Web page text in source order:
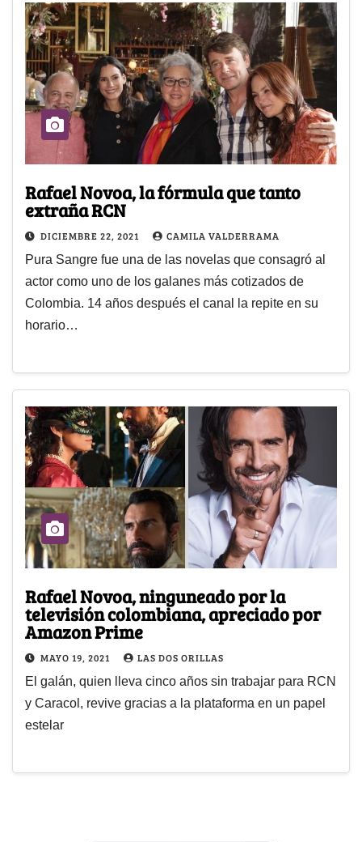
Rafael Novoa, la fórmula que tanto
extraña RCN
DICIEMBRE 22, 2021 CAMILA VALDERRAMA
Pura Sangre fue una de las novelas que consagró al
actor como uno de los galanes más cotizados de
Colombia. 14 años después el canal la repite en su
horario…